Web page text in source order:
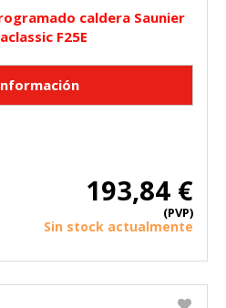
caldera Saunier
F25E
193,84 €
(PVP)
Sin stock actualmente